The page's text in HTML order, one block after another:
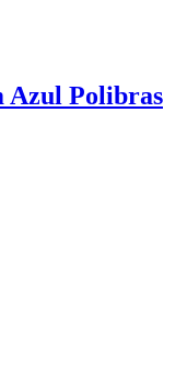
Azul Polibras